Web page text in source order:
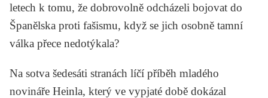
letech k tomu, že dobrovolně odcházeli bojovat do
Španělska proti fašismu, když se jich osobně tamní
válka přece nedotýkala?
Na sotva šedesáti stranách líčí příběh mladého
novináře Heinla, který ve vypjaté době dokázal